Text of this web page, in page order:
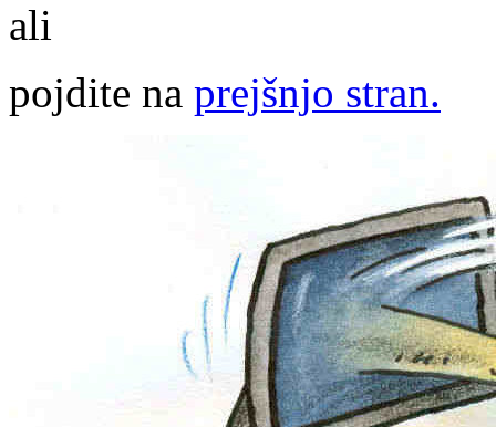
ali
pojdite na prejšnjo stran.